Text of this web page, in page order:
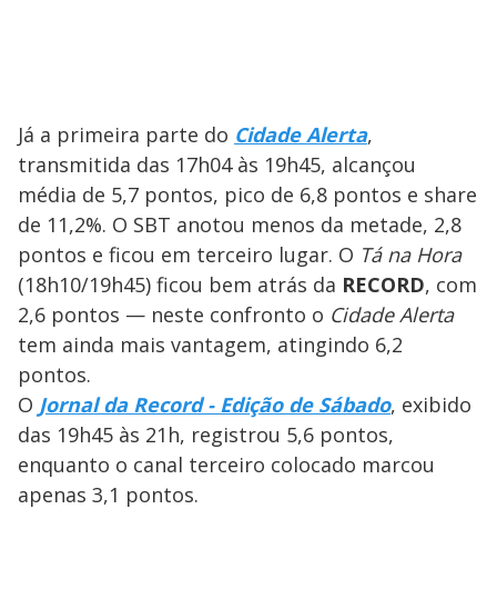
Já a primeira parte do Cidade Alerta,
transmitida das 17h04 às 19h45, alcançou
média de 5,7 pontos, pico de 6,8 pontos e share
de 11,2%. O SBT anotou menos da metade, 2,8
pontos e ficou em terceiro lugar. O Tá na Hora
(18h10/19h45) ficou bem atrás da RECORD, com
2,6 pontos — neste confronto o Cidade Alerta
tem ainda mais vantagem, atingindo 6,2
pontos.
O Jornal da Record - Edição de Sábado, exibido
das 19h45 às 21h, registrou 5,6 pontos,
enquanto o canal terceiro colocado marcou
apenas 3,1 pontos.